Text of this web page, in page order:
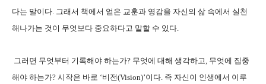
다는 말이다. 그래서 책에서 얻은 교훈과 영감을 자신의 삶 속에서 실천
해나가는 것이 무엇보다 중요하다고 말할 수 있다.
그러면 무엇부터 기록해야 하는가? 무엇에 대해 생각하고, 무엇에 집중
해야 하는가? 시작은 바로 ‘비전(Vision)’이다. 즉 자신이 인생에서 이루